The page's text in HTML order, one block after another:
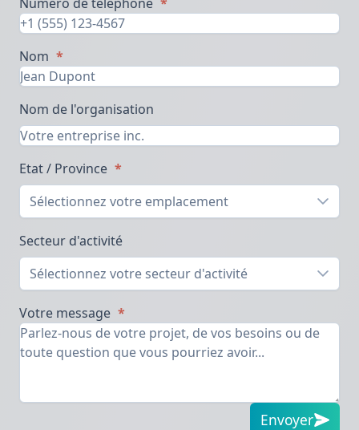
Nom *
Nom de l'organisation
Etat / Province *
Sélectionnez votre emplacement
Secteur d'activité
Sélectionnez votre secteur d'activité
Votre message *
Envoyer